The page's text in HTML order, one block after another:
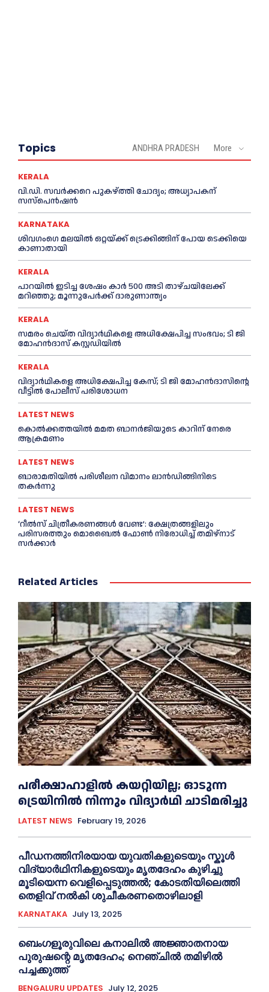
Topics ANDHRA PRADESH More
KERALA
വി.ഡി. സവർക്കറെ പുകഴ്ത്തി ചോദ്യം; അധ്യാപകന്
സസ്പെൻഷൻ
KARNATAKA
ശിവഗംഗെ മലയിൽ ഒറ്റയ്ക്ക് ട്രെക്കിങ്ങിന് പോയ ടെക്കിയെ
കാണാതായി
KERALA
പാറയിൽ ഇടിച്ച ശേഷം കാർ 500 അടി താഴ്ചയിലേക്ക്
മറിഞ്ഞു; മൂന്നുപേർക്ക് ദാരുണാന്ത്യം
KERALA
സമരം ചെയ്ത വിദ്യാര്‍ഥികളെ അധിക്ഷേപിച്ച സംഭവം; ടി ജി
മോഹന്‍ദാസ് കസ്റ്റഡിയിൽ
KERALA
വിദ്യാര്‍ഥികളെ അധിക്ഷേപിച്ച കേസ്; ടി ജി മോഹന്‍ദാസിന്റെ
വീട്ടില്‍ പോലീസ് പരിശോധന
LATEST NEWS
കൊല്‍ക്കത്തയില്‍ മമത ബാനര്‍ജിയുടെ കാറിന് നേരെ
ആക്രമണം
LATEST NEWS
ബാരാമതിയില്‍ പരിശീലന വിമാനം ലാന്‍ഡിങ്ങിനിടെ
തകര്‍ന്നു
LATEST NEWS
‘റീല്‍സ് ചിത്രീകരണങ്ങള്‍ വേണ്ട’: ക്ഷേത്രങ്ങളിലും
പരിസരത്തും മൊബൈല്‍ ഫോണ്‍ നിരോധിച്ച്‌ തമിഴ്നാട്
സര്‍ക്കാര്‍
Related Articles
പരീക്ഷാഹാളിൽ കയറ്റിയില്ല; ഓടുന്ന
ട്രെയിനിൽ നിന്നും വിദ്യാർഥി ചാടിമരിച്ചു
LATEST NEWS February 19, 2026
പീഡനത്തിനിരയായ യുവതികളുടെയും സ്കൂൾ
വിദ്യാർഥിനികളുടെയും മൃതദേഹം കുഴിച്ചു
മൂടിയെന്ന വെളിപ്പെടുത്തൽ; കോടതിയിലെത്തി
തെളിവ് നൽകി ശുചീകരണതൊഴിലാളി
KARNATAKA July 13, 2025
ബെംഗളൂരുവിലെ കനാലിൽ അജ്ഞാതനായ
പുരുഷന്റെ മൃതദേഹം; നെഞ്ചിൽ തമിഴിൽ
പച്ചക്കുത്ത്
BENGALURU UPDATES July 12, 2025